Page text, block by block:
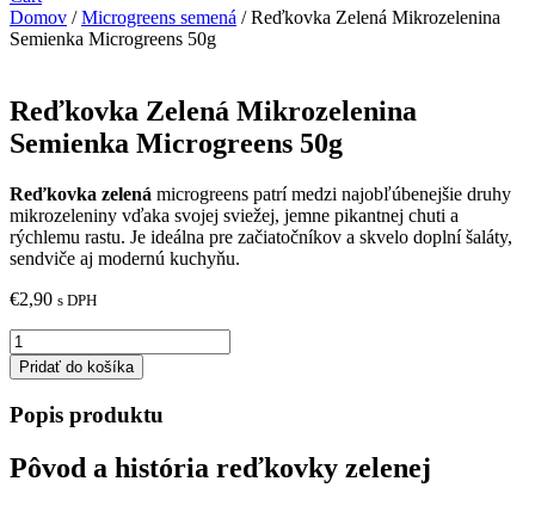
Domov /Microgreens semená / Reďkovka Zelená Mikrozelenina
Semienka Microgreens 50g
Reďkovka Zelená Mikrozelenina
Semienka Microgreens 50g
Reďkovka zelená microgreens patrí medzi najobľúbenejšie druhy
mikrozeleniny vďaka svojej sviežej, jemne pikantnej chuti a
rýchlemu rastu. Je ideálna pre začiatočníkov a skvelo doplní šaláty,
sendviče aj modernú kuchyňu.
€2,90 s DPH
množstvo
Reďkovka
Zelená
Mikrozelenina
Semienka
50g
Pridať do košíka
Popis produktu
Pôvod a história reďkovky zelenej